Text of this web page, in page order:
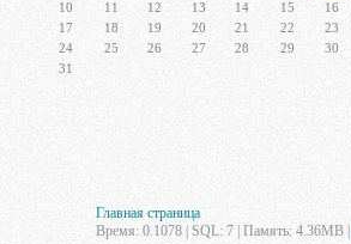
10
11 12 13 14 15
16
17
18 19 20 21 22
23
24
25 26 27 28 29
30
31
Главная страница
Время: 0.1078 | SQL: 7 | Память: 4.36MB